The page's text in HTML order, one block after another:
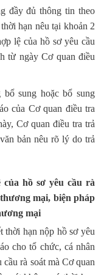
đầy đủ thông tin theo
hạn nêu tại khoản 2
lệ của hồ sơ yêu cầu
từ ngày Cơ quan điều
sung hoặc bổ sung
của Cơ quan điều tra
Cơ quan điều tra trả
bản nêu rõ lý do trả
hồ sơ yêu cầu rà
mại, biện pháp
mại
thời hạn nộp hồ sơ yêu
cho tổ chức, cá nhân
rà soát mà Cơ quan